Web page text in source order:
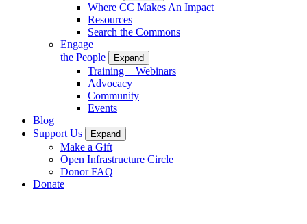
Where CC Makes An Impact
Resources
Search the Commons
Engage
the People
Expand
Training + Webinars
Advocacy
Community
Events
Blog
Support Us
Expand
Make a Gift
Open Infrastructure Circle
Donor FAQ
Donate